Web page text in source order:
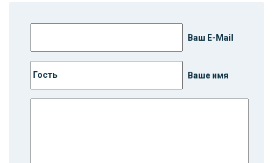
Ваш E-Mail
Ваше имя